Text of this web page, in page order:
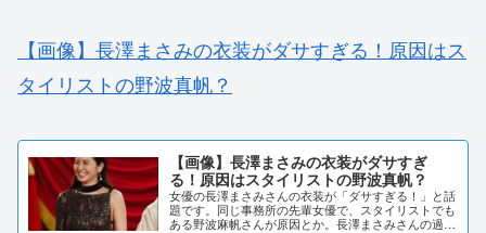
【画像】長澤まさみの衣装がダサすぎる！原因はス
タイリストの野波真帆？
【画像】長澤まさみの衣装がダサすぎ
る！原因はスタイリストの野波真帆？
女優の長澤まさみさんの衣装が「ダサすぎる！」と話
題です。同じ事務所の先輩女優で、スタイリストでも
ある野波麻帆さんが原因とか。長澤まさみさんの過去